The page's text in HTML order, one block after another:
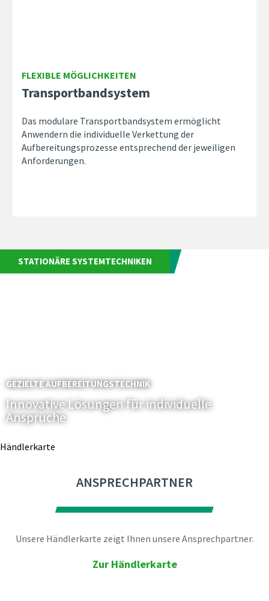
FLEXIBLE MÖGLICHKEITEN
Transportbandsystem
Das modulare Transportbandsystem ermöglicht
Anwendern die individuelle Verkettung der
Aufbereitungsprozesse entsprechend der jeweiligen
Anforderungen.
STATIONÄRE SYSTEMTECHNIKEN
GEZIELTE AUFBEREITUNGSTECHNIK
Innovative Lösungen für individuelle
Ansprüche
Händlerkarte
ANSPRECHPARTNER
Unsere Händlerkarte zeigt Ihnen unsere Ansprechpartner.
Zur Händlerkarte